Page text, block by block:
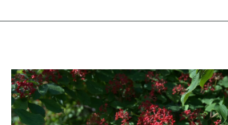
czytaj więcej o Hortensje i kalina zdobią